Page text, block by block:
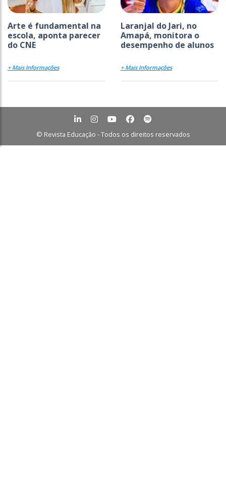
Arte é fundamental na
escola, aponta parecer
do CNE
+ Mais Informações
Laranjal do Jari, no
Amapá, monitora o
desempenho de alunos
+ Mais Informações
© Revista Educação - Todos os direitos reservados